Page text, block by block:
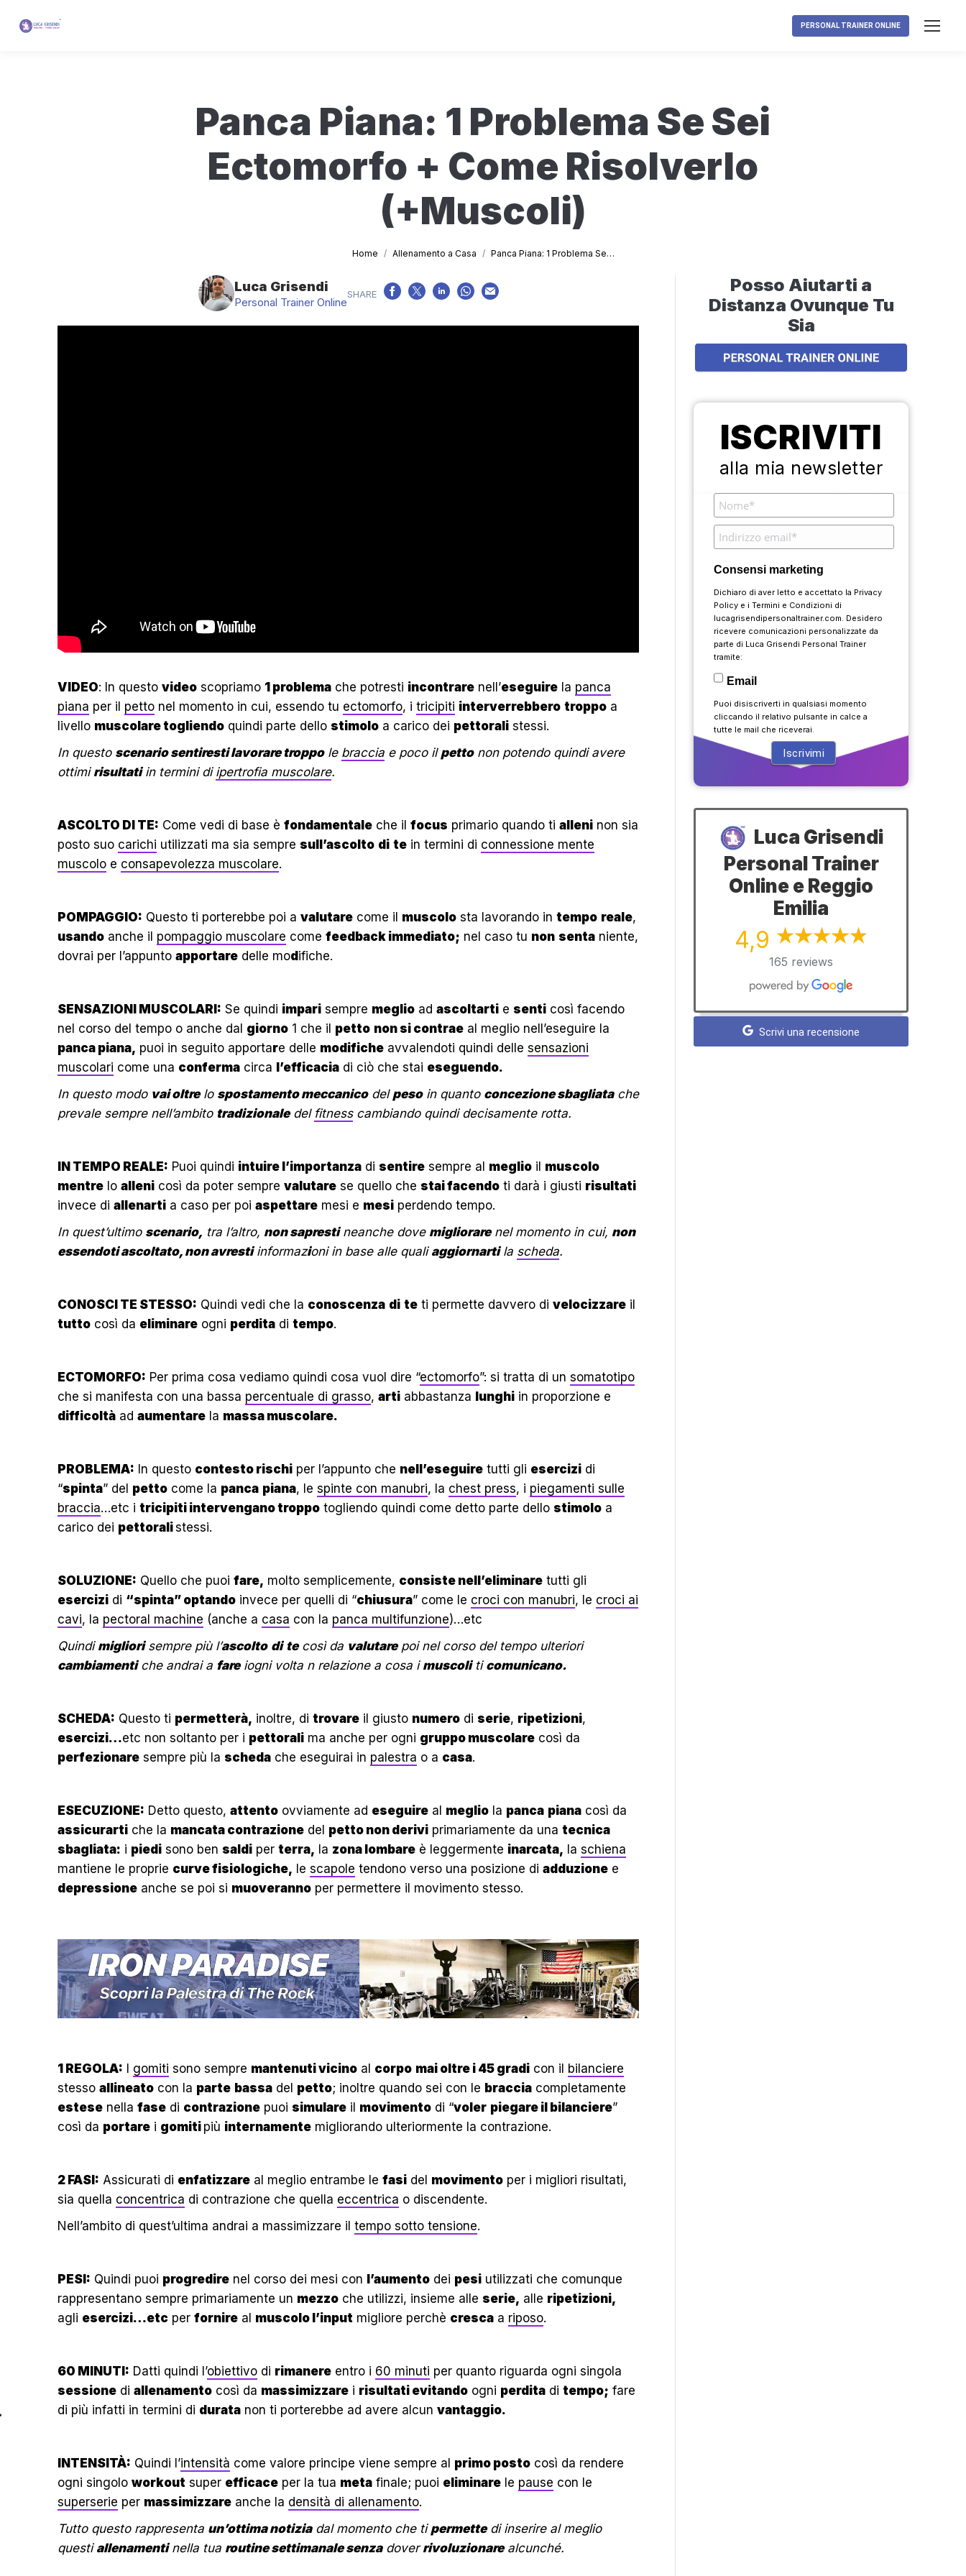
PERSONAL TRAINER ONLINE
Panca Piana: 1 Problema Se Sei
Ectomorfo + Come Risolverlo
(+Muscoli)
Tu sei qui:
Home Allenamento a Casa Panca Piana: 1 Problema Se…
Luca Grisendi
Personal Trainer Online
VIDEO: In questo video scopriamo 1 problema che potresti incontrare nell’eseguire la panca
piana per il petto nel momento in cui, essendo tu ectomorfo, i tricipiti interverrebbero troppo a
livello muscolare togliendo quindi parte dello stimolo a carico dei pettorali stessi.
In questo scenario sentiresti lavorare troppole braccia e poco il pettonon potendo quindi avere
ottimi risultatiin termini di ipertrofia muscolare.
ASCOLTO DI TE: Come vedi di base è fondamentale che il focus primario quando ti alleni non sia
posto suo carichi utilizzati ma sia sempre sull’ascolto di te in termini di connessione mente
muscolo e consapevolezza muscolare.
POMPAGGIO: Questo ti porterebbe poi a valutare come il muscolo sta lavorando in tempo reale,
usando anche il pompaggio muscolare come feedback immediato; nel caso tu non senta niente,
dovrai per l’appunto apportare delle mod ifiche.
SENSAZIONI MUSCOLARI: Se quindi impari sempre meglio ad ascoltarti e senti così facendo
nel corso del tempo o anche dal giorno 1 che il petto non si contrae al meglio nell’eseguire la
panca piana, puoi in seguito apportare delle modifiche avvalendoti quindi delle sensazioni
muscolari come una conferma circa l’efficacia di ciò che stai eseguendo.
In questo modo vai oltrelo spostamento meccanicodel pesoin quanto concezione sbagliatache
prevale sempre nell’ambito tradizionaledel fitnesscambiando quindi decisamente rotta.
IN TEMPO REALE: Puoi quindi intuire l’importanza di sentire sempre al meglio il muscolo
mentre lo alleni così da poter sempre valutare se quello che stai facendo ti darà i giusti risultati
invece di allenarti a caso per poi aspettare mesi e mesi perdendo tempo.
In quest’ultimo scenario, tra l’altro, non saprestineanche dove migliorarenel momento in cui, non
essendoti ascoltato, non avrestiinformazioni in base alle quali aggiornartila scheda.
CONOSCI TE STESSO: Quindi vedi che la conoscenza di te ti permette davvero di velocizzare il
tutto così da eliminare ogni perdita di tempo.
ECTOMORFO: Per prima cosa vediamo quindi cosa vuol dire “ectomorfo”: si tratta di un somatotipo
che si manifesta con una bassa percentuale di grasso, arti abbastanza lunghi in proporzione e
difficoltà ad aumentare la massa muscolare.
PROBLEMA: In questo contesto rischi per l’appunto che nell’eseguire tutti gli esercizi di
“spinta” del petto come la panca piana, le spinte con manubri, la chest press, i piegamenti sulle
braccia…etc i tricipiti intervengano troppo togliendo quindi come detto parte dello stimolo a
carico dei pettoralistessi.
SOLUZIONE: Quello che puoi fare, molto semplicemente, consiste nell’eliminare tutti gli
esercizi di “spinta” optando invece per quelli di “chiusura” come le croci con manubri, le croci ai
cavi, la pectoral machine (anche a casa con la panca multifunzione)…etc
Quindi migliorisempre più l’ascolto di tecosì da valutarepoi nel corso del tempo ulteriori
cambiamentiche andrai a fareiogni volta n relazione a cosa i muscoliti comunicano.
SCHEDA: Questo ti permetterà, inoltre, di trovare il giusto numero di serie, ripetizioni,
esercizi…etc non soltanto per i pettorali ma anche per ogni gruppo muscolare così da
perfezionare sempre più la scheda che eseguirai in palestra o a casa.
ESECUZIONE: Detto questo, attento ovviamente ad eseguire al meglio la panca piana così da
assicurarti che la mancata contrazione del petto non derivi primariamente da una tecnica
sbagliata: i piedi sono ben saldi per terra, la zona lombare è leggermente inarcata, la schiena
mantiene le proprie curve fisiologiche, le scapole tendono verso una posizione di adduzione e
depressione anche se poi si muoveranno per permettere il movimento stesso.
1 REGOLA: I gomiti sono sempre mantenuti vicino al corpo mai oltre i 45 gradi con il bilanciere
stesso allineato con la parte bassa del petto; inoltre quando sei con le braccia completamente
estese nella fase di contrazione puoi simulare il movimento di “voler piegare il bilanciere”
così da portare i gomiti più internamente migliorando ulteriormente la contrazione.
2 FASI: Assicurati di enfatizzare al meglio entrambe le fasi del movimento per i migliori risultati,
sia quella concentrica di contrazione che quella eccentrica o discendente.
Nell’ambito di quest’ultima andrai a massimizzare il tempo sotto tensione.
PESI: Quindi puoi progredire nel corso dei mesi con l’aumento dei pesi utilizzati che comunque
rappresentano sempre primariamente un mezzo che utilizzi, insieme alle serie, alle ripetizioni,
agli esercizi…etc per fornire al muscolo l’input migliore perchè cresca a riposo.
60 MINUTI: Datti quindi l’obiettivo di rimanere entro i 60 minuti per quanto riguarda ogni singola
sessione di allenamento così da massimizzare i risultati evitando ogni perdita di tempo; fare
di più infatti in termini di durata non ti porterebbe ad avere alcun vantaggio.
INTENSITÀ: Quindi l’intensità come valore principe viene sempre al primo posto così da rendere
ogni singolo workout super efficace per la tua meta finale; puoi eliminare le pause con le
superserie per massimizzare anche la densità di allenamento.
Tutto questo rappresenta un’ottima notiziadal momento che ti permettedi inserire al meglio
questi allenamentinella tua routine settimanale senzadoverrivoluzionarealcunché.
Posso Aiutarti a
Distanza Ovunque Tu
Sia
ISCRIVITI
alla mia newsletter
Consensi marketing
Dichiaro di aver letto e accettato la Privacy
Policye i Termini e Condizioni di
lucagrisendipersonaltrainer.com. Desidero
ricevere comunicazioni personalizzate da
parte di Luca Grisendi Personal Trainer
tramite:
Email
Puoi disiscriverti in qualsiasi momento
cliccando il relativo pulsante in calce a
tutte le mail che riceverai.
Luca Grisendi
Personal Trainer
Online e Reggio
Emilia
4,9
165 reviews
Scrivi una recensione